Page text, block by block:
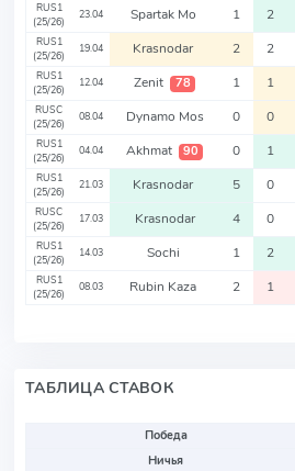
RUS1
(25/26)
23.04 Spartak Mo 1 2
RUS1
(25/26)
19.04 Krasnodar 2 2
RUS1
(25/26)
12.04 Zenit 78 1 1
RUSC
(25/26)
08.04 Dynamo Mos 0 0
RUS1
(25/26)
04.04 Akhmat 90 0 1
RUS1
(25/26)
21.03 Krasnodar 5 0
RUSC
(25/26)
17.03 Krasnodar 4 0
RUS1
(25/26)
14.03 Sochi 1 2
RUS1
(25/26)
08.03 Rubin Kaza 2 1
ТАБЛИЦА СТАВОК
Победа
Ничья